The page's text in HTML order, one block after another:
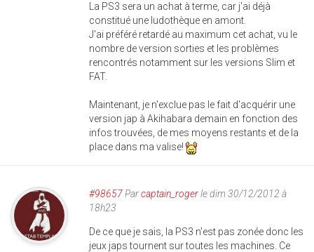
La PS3 sera un achat à terme, car j'ai déjà
constitué une ludothèque en amont.
J'ai préféré retardé au maximum cet achat, vu le
nombre de version sorties et les problèmes
rencontrés notamment sur les versions Slim et
FAT.
Maintenant, je n'exclue pas le fait d'acquérir une
version jap à Akihabara demain en fonction des
infos trouvées, de mes moyens restants et de la
place dans ma valise!
#98657Parcaptain_rogerle dim 30/12/2012 à
18h23
De ce que je sais, la PS3 n'est pas zonée donc les
jeux japs tournent sur toutes les machines. Ce